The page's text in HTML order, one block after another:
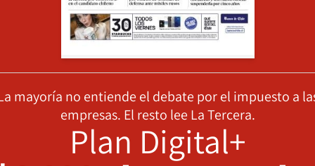
mayoría no entiende el debate por el impuesto a
empresas. El resto lee La Tercera.
Plan Digital+